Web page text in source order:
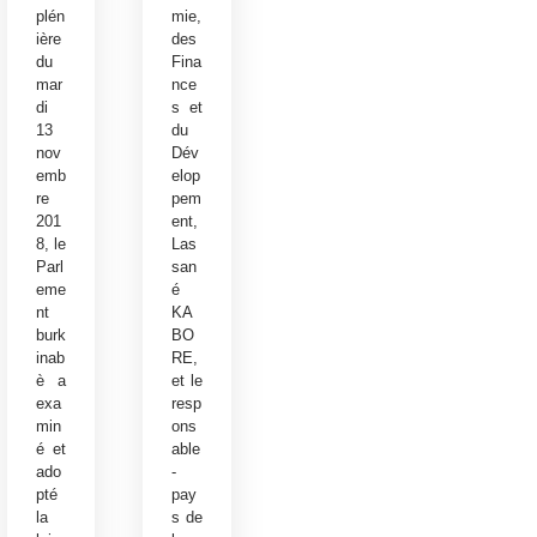
plén
ière
du
mar
di
13
nov
emb
re
201
8, le
Parl
eme
nt
burk
inab
è a
exa
min
é et
ado
pté
la
mie,
des
Fina
nce
s et
du
Dév
elop
pem
ent,
Las
san
é
KA
BO
RE,
et le
resp
ons
able
-
pay
s de